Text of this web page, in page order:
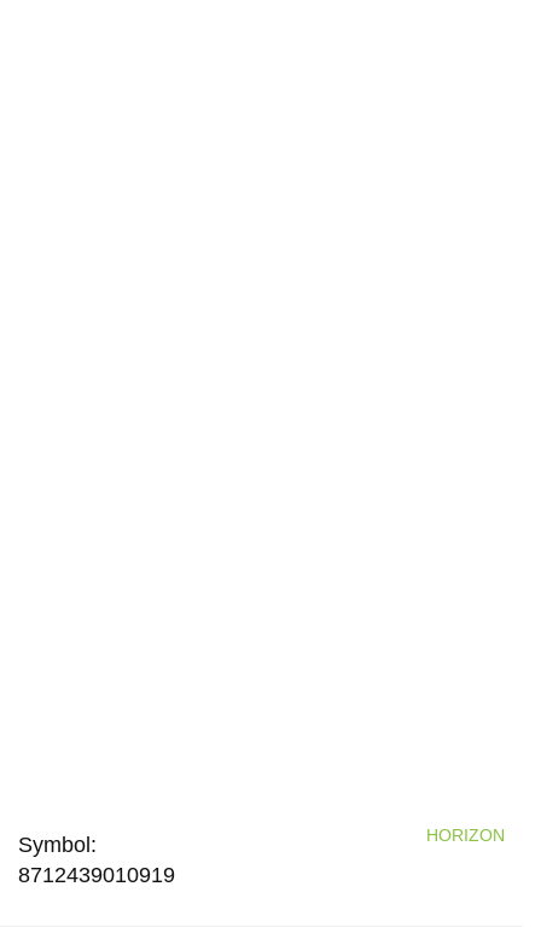
Symbol:
8712439010919
HORIZON